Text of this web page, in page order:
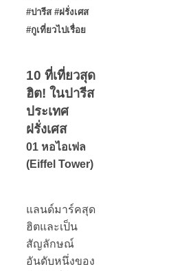
#ปารีส #ฝรั่งเศส
#กูเที่ยวไปเรื่อย
10 ที่เที่ยวสุด
ฮิต! ในปารีส
ประเทศ
ฝรั่งเศส
01 หอไอเฟล
(Eiffel Tower)
แลนด์มาร์คสุด
ฮิตและเป็น
สัญลักษณ์
อันดับหนึ่งของ